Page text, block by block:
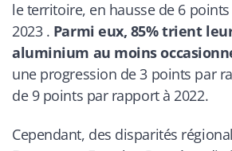
le territoire, en hausse de 6
2023 . Parmi eux, 85% trient
aluminium au moins
une progression de 3 points par
de 9 points par rapport à 2022.
Cependant, des disparités